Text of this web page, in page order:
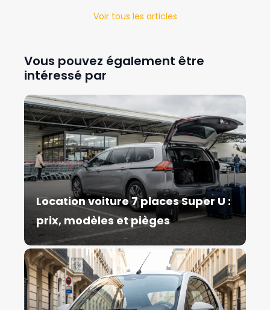
Voir tous les articles
Vous pouvez également être
intéressé par
Location voiture 7 places Super U :
prix, modèles et pièges